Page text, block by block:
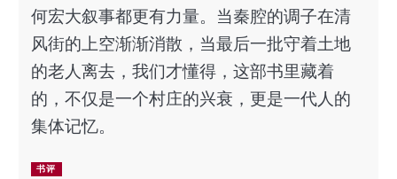
何宏大叙事都更有力量。当秦腔的调子在清
风街的上空渐渐消散，当最后一批守着土地
的老人离去，我们才懂得，这部书里藏着
的，不仅是一个村庄的兴衰，更是一代人的
集体记忆。
书评